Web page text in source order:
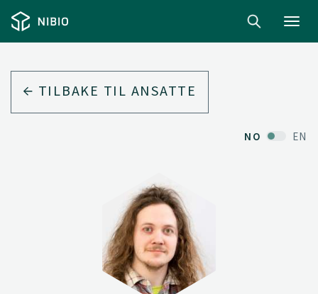
TILBAKE TIL ANSATTE
NO EN